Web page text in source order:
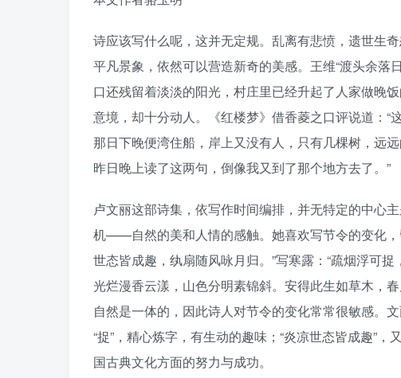
诗应该写什么呢，这并无定规。乱离有悲愤，遗世生
平凡景象，依然可以营造新奇的美感。王维“渡头余
口还残留着淡淡的阳光，村庄里已经升起了人家做晚
意境，却十分动人。《红楼梦》借香菱之口评说道：“
那日下晚便湾住船，岸上又没有人，只有几棵树，远
昨日晚上读了这两句，倒像我又到了那个地方去了。”
卢文丽这部诗集，依写作时间编排，并无特定的中心
机——自然的美和人情的感触。她喜欢写节令的变化
世态皆成趣，纨扇随风咏月归。”写寒露：“疏烟浮可
光烂漫香云漾，山色分明素锦斜。安得此生如草木，
自然是一体的，因此诗人对节令的变化常常很敏感。
“捉”，精心炼字，有生动的趣味；“炎凉世态皆成趣”
国古典文化方面的努力与成功。